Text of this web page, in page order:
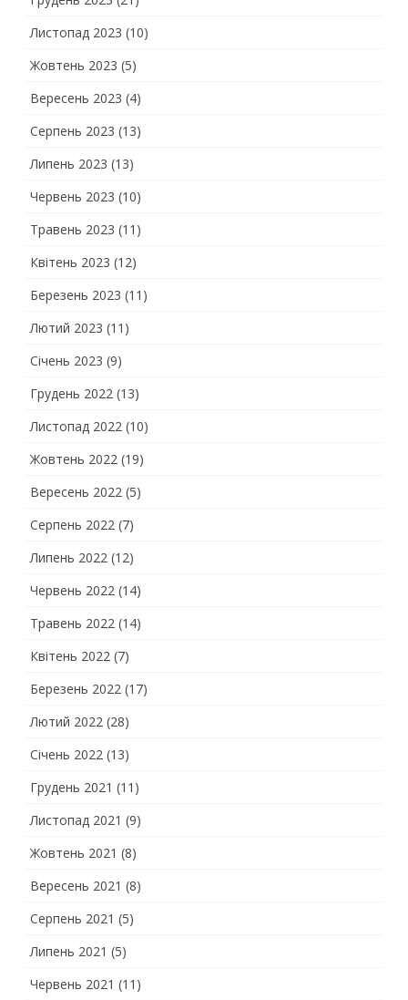
Листопад 2023 (10)
Жовтень 2023 (5)
Вересень 2023 (4)
Серпень 2023 (13)
Липень 2023 (13)
Червень 2023 (10)
Травень 2023 (11)
Квітень 2023 (12)
Березень 2023 (11)
Лютий 2023 (11)
Січень 2023 (9)
Грудень 2022 (13)
Листопад 2022 (10)
Жовтень 2022 (19)
Вересень 2022 (5)
Серпень 2022 (7)
Липень 2022 (12)
Червень 2022 (14)
Травень 2022 (14)
Квітень 2022 (7)
Березень 2022 (17)
Лютий 2022 (28)
Січень 2022 (13)
Грудень 2021 (11)
Листопад 2021 (9)
Жовтень 2021 (8)
Вересень 2021 (8)
Серпень 2021 (5)
Липень 2021 (5)
Червень 2021 (11)